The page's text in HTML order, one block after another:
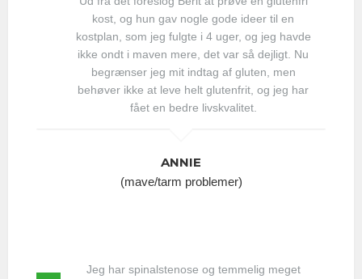
kost, og hun gav nogle gode ideer til en
kostplan, som jeg fulgte i 4 uger, og jeg havde
ikke ondt i maven mere, det var så dejligt. Nu
begrænser jeg mit indtag af gluten, men
behøver ikke at leve helt glutenfrit, og jeg har
fået en bedre livskvalitet.
ANNIE
(mave/tarm problemer)
Jeg har spinalstenose og temmelig meget